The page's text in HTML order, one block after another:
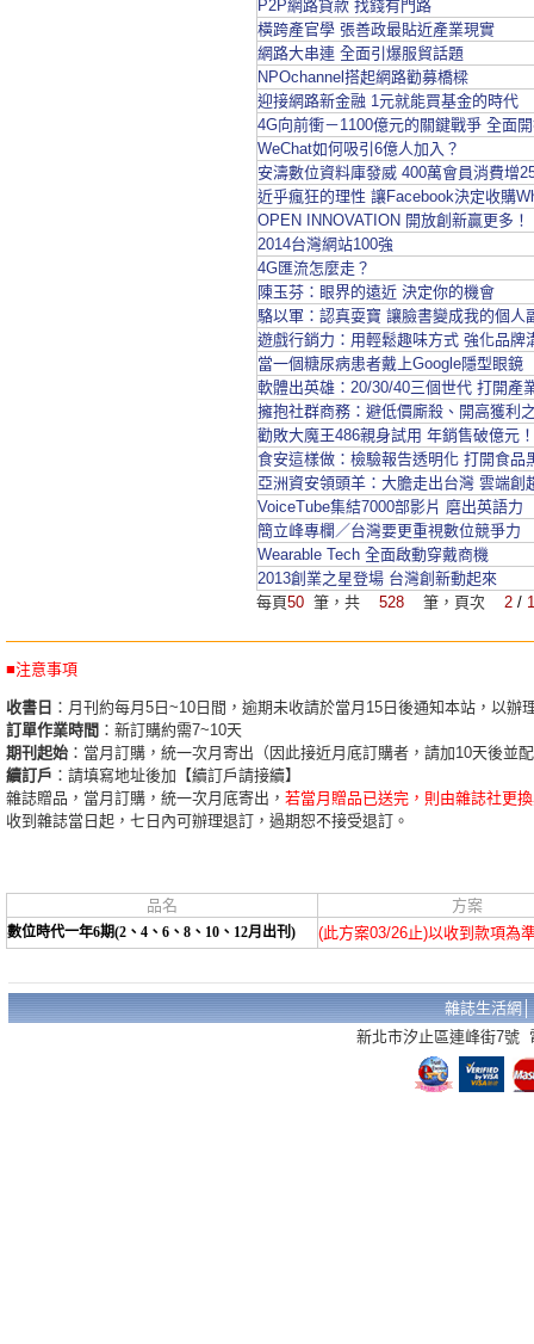
P2P網路貸款 找錢有門路
橫跨產官學 張善政最貼近產業現實
網路大串連 全面引爆服貿話題
NPOchannel搭起網路勸募橋樑
迎接網路新金融 1元就能買基金的時代
4G向前衝－1100億元的關鍵戰爭 全面
WeChat如何吸引6億人加入？
安濤數位資料庫發威 400萬會員消費增
近乎瘋狂的理性 讓Facebook決定收購
OPEN INNOVATION 開放創新贏更多！
2014台灣網站100強
4G匯流怎麼走？
陳玉芬：眼界的遠近 決定你的機會
駱以軍：認真耍寶 讓臉書變成我的個人
遊戲行銷力：用輕鬆趣味方式 強化品牌
當一個糖尿病患者戴上Google隱型眼鏡
軟體出英雄：20/30/40三個世代 打開產
擁抱社群商務：避低價廝殺、開高獲利
勸敗大魔王486親身試用 年銷售破億元！
食安這樣做：檢驗報告透明化 打開食品
亞洲資安領頭羊：大膽走出台灣 雲端創
VoiceTube集結7000部影片 磨出英語力
簡立峰專欄／台灣要更重視數位競爭力
Wearable Tech 全面啟動穿戴商機
2013創業之星登場 台灣創新動起來
每頁50 筆，共 528 筆，頁次 2 /
■注意事項
收書日 ：月刊約每月5日~10日間，逾期未收請於當月15日後通知本站，以辦
訂單作業時間 ：新訂購約需7~10天
期刊起始 ：當月訂購，統一次月寄出（因此接近月底訂購者，請加10天後並
續訂戶 ：請填寫地址後加【續訂戶請接續】
雜誌贈品，當月訂購，統一次月底寄出， 若當月贈品已送完，則由雜誌社更
收到雜誌當日起，七日內可辦理退訂，過期恕不接受退訂。
品名 方案
數位時代一年6期(2、4、6、8、10、12月出刊) (此方案03/26止)以收到款項為
雜誌生活網
新北市汐止區連峰街7號